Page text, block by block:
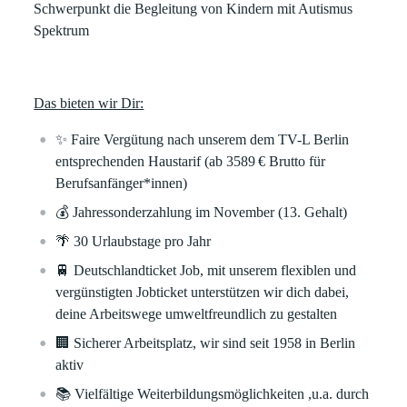
Schwerpunkt die Begleitung von Kindern mit Autismus
Spektrum
Das bieten wir Dir:
✨ Faire Vergütung nach unserem dem TV-L Berlin
entsprechenden Haustarif (ab 3589 € Brutto für
Berufsanfänger*innen)
💰 Jahressonderzahlung im November (13. Gehalt)
🌴 30 Urlaubstage pro Jahr
🚆 Deutschlandticket Job, mit unserem flexiblen und
vergünstigten Jobticket unterstützen wir dich dabei,
deine Arbeitswege umweltfreundlich zu gestalten
🏢 Sicherer Arbeitsplatz, wir sind seit 1958 in Berlin
aktiv
📚 Vielfältige Weiterbildungsmöglichkeiten ,u.a. durch